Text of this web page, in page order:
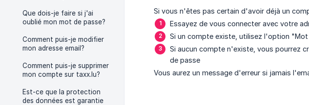
Que dois-je faire si j'ai
oublié mon mot de passe?
Comment puis-je modifier
mon adresse email?
Comment puis-je supprimer
mon compte sur taxx.lu?
Est-ce que la protection
des données est garantie
Si vous n'êtes pas certain d'avoir déjà un
Essayez de vous connecter avec votre
Si un compte existe, utilisez l'option "Mot
Si aucun compte n'existe, vous pourrez
de passe
Vous aurez un message d'erreur si jamais